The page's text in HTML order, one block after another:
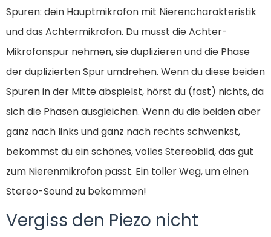
Spuren: dein Hauptmikrofon mit Nierencharakteristik
und das Achtermikrofon. Du musst die Achter-
Mikrofonspur nehmen, sie duplizieren und die Phase
der duplizierten Spur umdrehen. Wenn du diese beiden
Spuren in der Mitte abspielst, hörst du (fast) nichts, da
sich die Phasen ausgleichen. Wenn du die beiden aber
ganz nach links und ganz nach rechts schwenkst,
bekommst du ein schönes, volles Stereobild, das gut
zum Nierenmikrofon passt. Ein toller Weg, um einen
Stereo-Sound zu bekommen!
Vergiss den Piezo nicht